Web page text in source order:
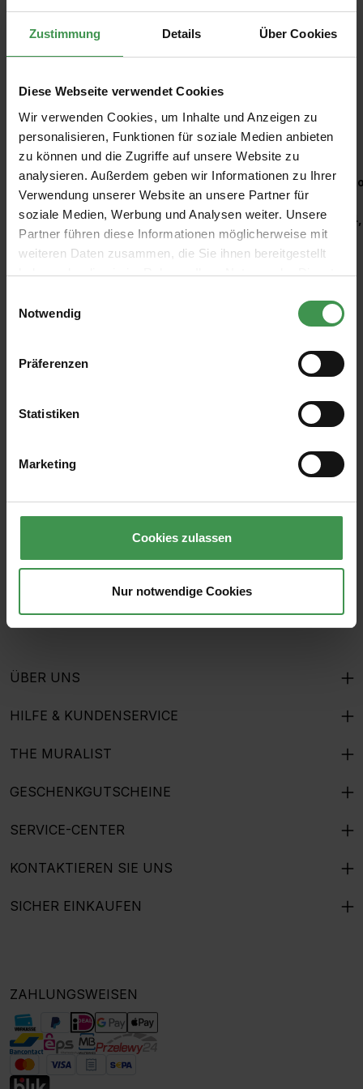
Zustimmung Details Über Cookies
Diese Webseite verwendet Cookies
Wir verwenden Cookies, um Inhalte und Anzeigen zu
personalisieren, Funktionen für soziale Medien anbieten
zu können und die Zugriffe auf unsere Website zu
analysieren. Außerdem geben wir Informationen zu Ihrer
Verwendung unserer Website an unsere Partner für
soziale Medien, Werbung und Analysen weiter. Unsere
Partner führen diese Informationen möglicherweise mit
weiteren Daten zusammen, die Sie ihnen bereitgestellt
haben oder die sie im Rahmen Ihrer Nutzung der Dienste
Notwendig
Präferenzen
Statistiken
Marketing
Cookies zulassen
Nur notwendige Cookies
Empfohlenes Zubehör
Produktgalerie überspringen
Kleisterroller
6,97 €
E-Mail-Adresse*
Ich habe dieDatenschutzbestimmungenzur Kenntnis
einverstanden.
ÜBER UNS
HILFE & KUNDENSERVICE
THE MURALIST
GESCHENKGUTSCHEINE
SERVICE-CENTER
KONTAKTIEREN SIE UNS
SICHER EINKAUFEN
ZAHLUNGSWEISEN